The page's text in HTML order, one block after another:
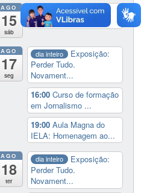
AGO
15
sáb
19:00 Cine paredão:
programação de rec...
AGO
17
seg
dia inteiro
Exposição:
Perder Tudo.
Novament...
16:00Curso de formação
em Jornalismo ...
19:00Aula Magna do
IELA: Homenagem ao...
AGO
18
ter
dia inteiro
Exposição:
Perder Tudo.
Novament...